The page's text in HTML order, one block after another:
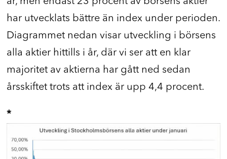
har utvecklats bättre än index under perioden.
Diagrammet nedan visar utveckling i börsens
alla aktier hittills i år, där vi ser att en klar
majoritet av aktierna har gått ned sedan
årsskiftet trots att index är upp 4,4 procent.
*